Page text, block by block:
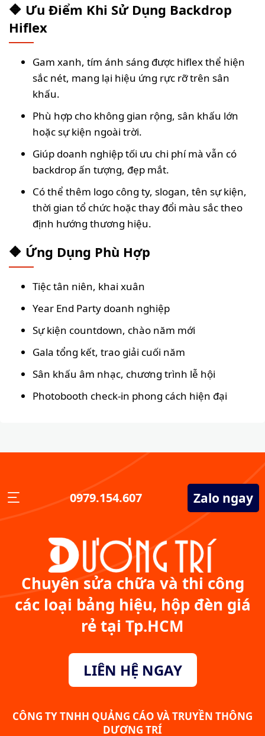
🔶 Ưu Điểm Khi Sử Dụng Backdrop
Hiflex
Gam xanh, tím ánh sáng được hiflex thể hiện
sắc nét, mang lại hiệu ứng rực rỡ trên sân
khấu.
Phù hợp cho không gian rộng, sân khấu lớn
hoặc sự kiện ngoài trời.
Giúp doanh nghiệp tối ưu chi phí mà vẫn có
backdrop ấn tượng, đẹp mắt.
Có thể thêm logo công ty, slogan, tên sự kiện,
thời gian tổ chức hoặc thay đổi màu sắc theo
định hướng thương hiệu.
🔶 Ứng Dụng Phù Hợp
Tiệc tân niên, khai xuân
Year End Party doanh nghiệp
Sự kiện countdown, chào năm mới
Gala tổng kết, trao giải cuối năm
Sân khấu âm nhạc, chương trình lễ hội
Photobooth check-in phong cách hiện đại
0979.154.607 Zalo ngay
Chuyên sửa chữa và thi công
các loại bảng hiệu, hộp đèn giá
rẻ tại Tp.HCM
LIÊN HỆ NGAY
CÔNG TY TNHH QUẢNG CÁO VÀ TRUYỀN THÔNG
DƯƠNG TRÍ